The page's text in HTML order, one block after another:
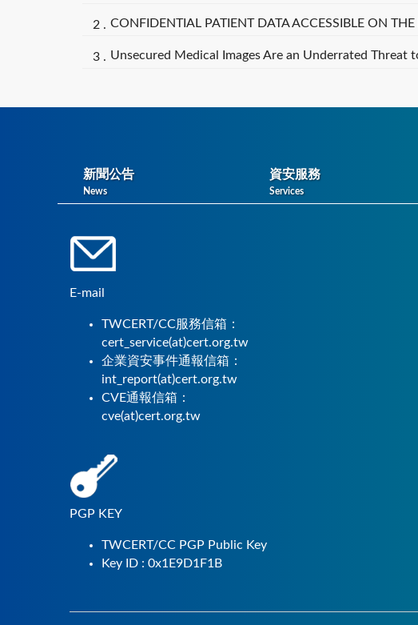
CONFIDENTIAL PATIENT DATA ACCESSIBLE ON
Unsecured Medical Images Are an Underrated Threat
新聞公告
News
資安服務
Services
E-mail
TWCERT/CC服務信箱：
cert_service(at)cert.org.tw
企業資安事件通報信箱：
int_report(at)cert.org.tw
CVE通報信箱：
cve(at)cert.org.tw
PGP KEY
TWCERT/CC PGP Public Key
Key ID : 0x1E9D1F1B